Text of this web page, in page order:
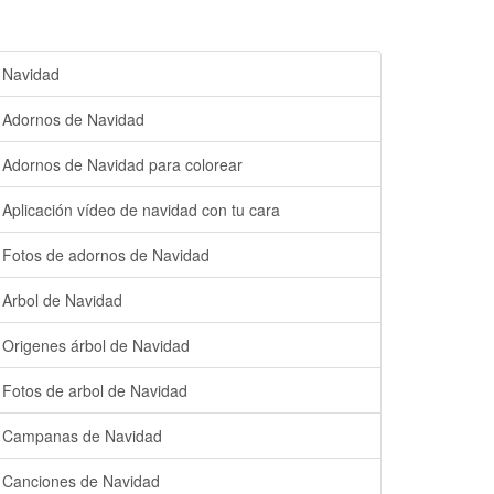
Navidad
Adornos de Navidad
Adornos de Navidad para colorear
Aplicación vídeo de navidad con tu cara
Fotos de adornos de Navidad
Arbol de Navidad
Origenes árbol de Navidad
Fotos de arbol de Navidad
Campanas de Navidad
Canciones de Navidad